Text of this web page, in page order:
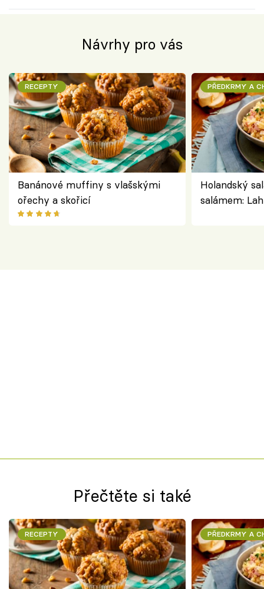
Návrhy pro vás
RECEPTY
Banánové muffiny s vlašskými
ořechy a skořicí
PŘEDKRMY A
Holandský
salámem:
Přečtěte si také
RECEPTY PŘEDKRMY A